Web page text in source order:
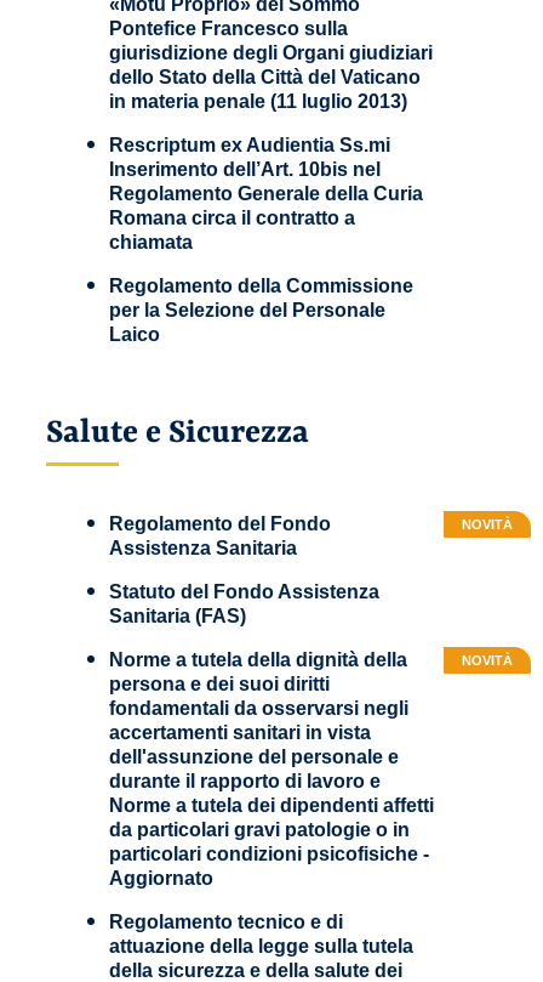
«Motu Proprio» del Sommo
Pontefice Francesco sulla
giurisdizione degli Organi giudiziari
dello Stato della Città del Vaticano
in materia penale (11 luglio 2013)
Rescriptum ex Audientia Ss.mi
Inserimento dell’Art. 10bis nel
Regolamento Generale della Curia
Romana circa il contratto a
chiamata
Regolamento della Commissione
per la Selezione del Personale
Laico
Salute e Sicurezza
Regolamento del Fondo
Assistenza Sanitaria
NOVITÀ
Statuto del Fondo Assistenza
Sanitaria (FAS)
Norme a tutela della dignità della
persona e dei suoi diritti
fondamentali da osservarsi negli
accertamenti sanitari in vista
dell'assunzione del personale e
durante il rapporto di lavoro e
Norme a tutela dei dipendenti affetti
da particolari gravi patologie o in
particolari condizioni psicofisiche -
Aggiornato
NOVITÀ
Regolamento tecnico e di
attuazione della legge sulla tutela
della sicurezza e della salute dei